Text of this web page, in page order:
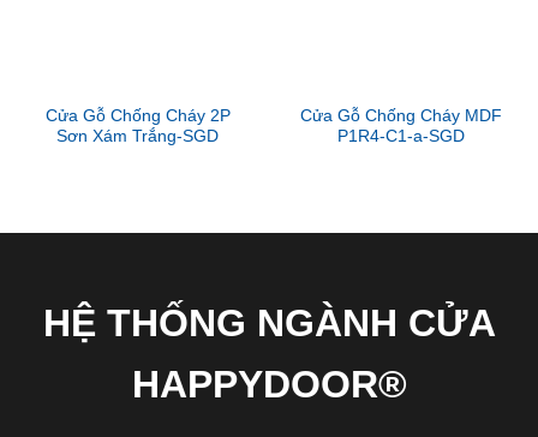
Cửa Gỗ Chống Cháy 2P
Sơn Xám Trắng-SGD
Cửa Gỗ Chống Cháy MDF
P1R4-C1-a-SGD
HỆ THỐNG NGÀNH CỬA
HAPPYDOOR®